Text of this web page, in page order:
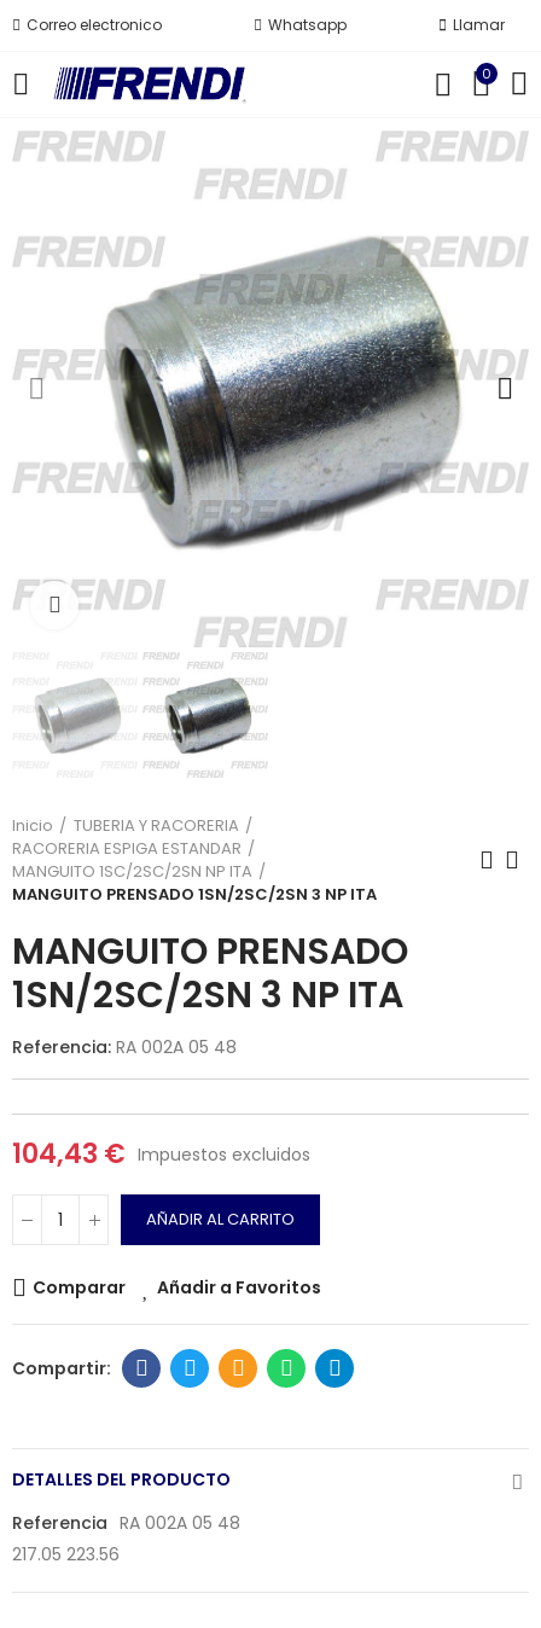
Correo electronico Whatsapp Llamar
0
Click para agrandar
Inicio
TUBERIA Y RACORERIA
RACORERIA ESPIGA ESTANDAR
MANGUITO 1SC/2SC/2SN NP ITA
MANGUITO PRENSADO 1SN/2SC/2SN 3 NP ITA
MANGUITO PRENSADO
1SN/2SC/2SN 3 NP ITA
Referencia: RA 002A 05 48
104,43 € Impuestos excluidos
AÑADIR AL CARRITO
Comparar Añadir a Favoritos
DETALLES DEL PRODUCTO
Referencia RA 002A 05 48
217.05 223.56